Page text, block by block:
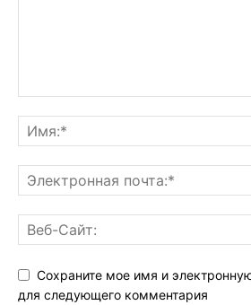
Сохраните мое имя и
для следующего комментария